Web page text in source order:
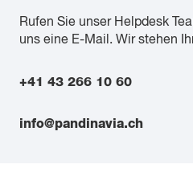
Rufen Sie unser Helpdesk
uns eine E-Mail. Wir stehen
+41 43 266 10 60
info@pandinavia.ch